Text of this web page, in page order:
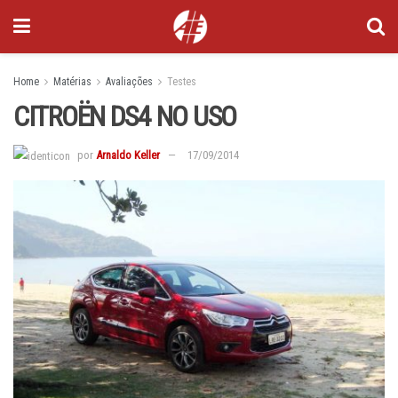
Home Matérias Avaliações Testes
CITROËN DS4 NO USO
por Arnaldo Keller 17/09/2014